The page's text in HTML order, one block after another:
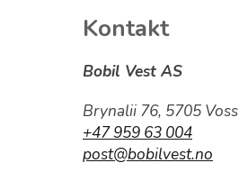
Kontakt
Bobil Vest AS
Brynalii 76, 5705 Voss
+47 959 63 004
post@bobilvest.no